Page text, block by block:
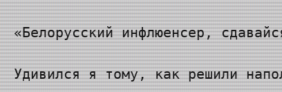
«Белорусский инфлюенсер,
Удивился я тому, как решили